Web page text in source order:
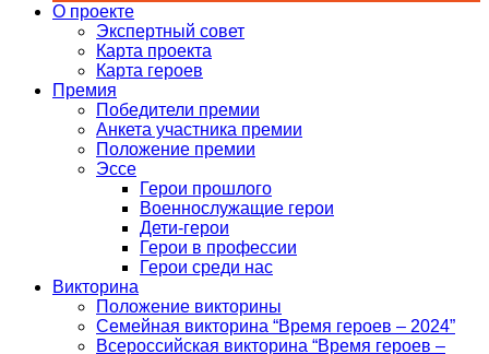
О проекте
Экспертный совет
Карта проекта
Карта героев
Премия
Победители премии
Анкета участника премии
Положение премии
Эссе
Герои прошлого
Военнослужащие герои
Дети-герои
Герои в профессии
Герои среди нас
Викторина
Положение викторины
Семейная викторина “Время героев – 2024”
Всероссийская викторина “Время героев –